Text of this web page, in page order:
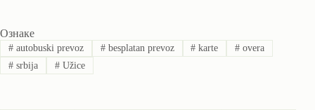
Ознаке
#autobuski prevoz #besplatan prevoz # karte # overa
#srbija #Užice